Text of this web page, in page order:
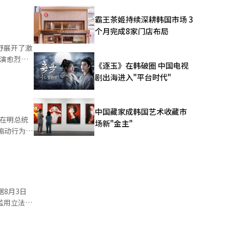
有的犯
民的安
拼图的
中重大
案，向
致了对
’。”他
展开了激
愈烈。
检察机
的犯罪
无根据
还在准
是更好
明总统
统翻译
用立法化
霸王茶姬持续深耕韩国市场 3
个月完成8家门店布局
《逐玉》在韩破圈 中国电视
剧出海进入"平台时代"
中国藏家成韩国艺术收藏市
场新"金主"